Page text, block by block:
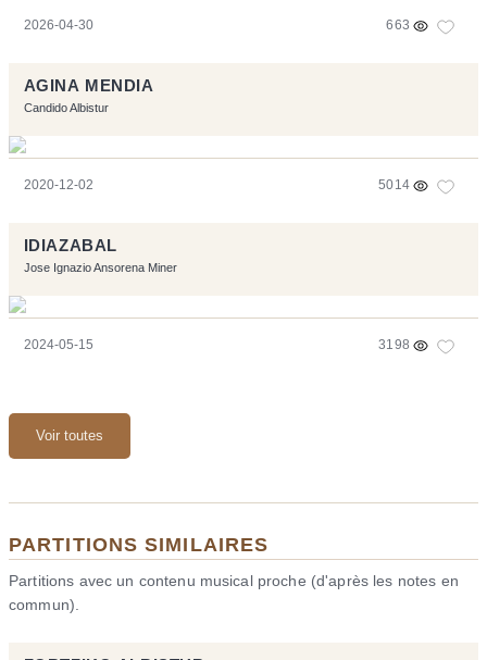
2026-04-30 663
AGINA MENDIA
Candido Albistur
2020-12-02 5014
IDIAZABAL
Jose Ignazio Ansorena Miner
2024-05-15 3198
Voir toutes
PARTITIONS SIMILAIRES
Partitions avec un contenu musical proche (d'après les notes en
commun).